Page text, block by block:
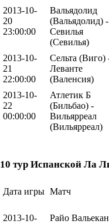
2013-10-
20
23:00:00
Вальядолид
(Вальядолид) -
Севилья
(Севилья)
2013-10-
21
22:00:00
Сельта (Виго)
Леванте
(Валенсия)
2013-10-
22
00:00:00
Атлетик Б
(Бильбао) -
Вильярреал
(Вильярреал)
10 тур Испанской Ла
Дата игры Матч
2013-10-
Райо